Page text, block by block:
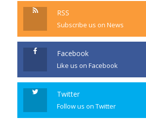
RSS
Subscribe us on News
Facebook
Like us on Facebook
Twitter
Follow us on Twitter